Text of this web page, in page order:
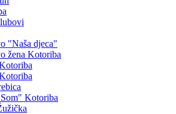
"Naša djeca"
žena Kotoriba
Kotoriba